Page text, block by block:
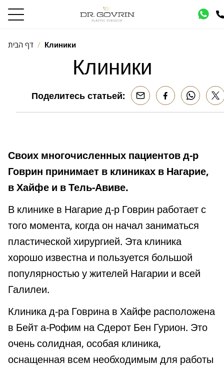
דף הבית Клиники
Клиники
Поделитесь статьей:
Своих многочисленных пациентов д-р
Говрин принимает в клиниках в Нагарие,
в Хайфе и в Тель-Авиве.
В клинике в Нагарие д-р Говрин работает с
того момента, когда он начал заниматься
пластической хирургией. Эта клиника
хорошо известна и пользуется большой
популярностью у жителей Нагарии и всей
Галилеи.
Клиника д-ра Говрина в Хайфе расположена
в Бейт а-Рофим на Сдерот Бен Гурион. Это
очень солидная, особая клиника,
оснащенная всем необходимым для работы